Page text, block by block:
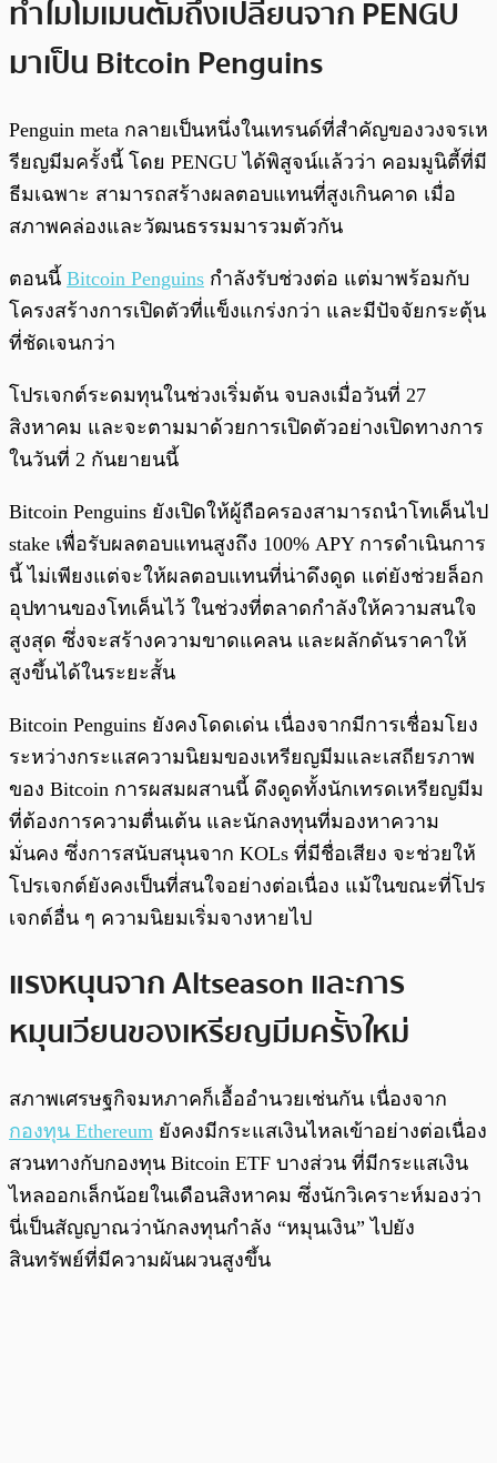
ทำไมโมเมนตัมถึงเปลี่ยนจาก PENGU
มาเป็น Bitcoin Penguins
Penguin meta กลายเป็นหนึ่งในเทรนด์ที่สำคัญของวงจรเห
รียญมีมครั้งนี้ โดย PENGU ได้พิสูจน์แล้วว่า คอมมูนิตี้ที่มี
ธีมเฉพาะ สามารถสร้างผลตอบแทนที่สูงเกินคาด เมื่อ
สภาพคล่องและวัฒนธรรมมารวมตัวกัน
ตอนนี้ Bitcoin Penguins กำลังรับช่วงต่อ แต่มาพร้อมกับ
โครงสร้างการเปิดตัวที่แข็งแกร่งกว่า และมีปัจจัยกระตุ้น
ที่ชัดเจนกว่า
โปรเจกต์ระดมทุนในช่วงเริ่มต้น จบลงเมื่อวันที่ 27
สิงหาคม และจะตามมาด้วยการเปิดตัวอย่างเปิดทางการ
ในวันที่ 2 กันยายนนี้
Bitcoin Penguins ยังเปิดให้ผู้ถือครองสามารถนำโทเค็นไป
stake เพื่อรับผลตอบแทนสูงถึง 100% APY การดำเนินการ
นี้ ไม่เพียงแต่จะให้ผลตอบแทนที่น่าดึงดูด แต่ยังช่วยล็อก
อุปทานของโทเค็นไว้ ในช่วงที่ตลาดกำลังให้ความสนใจ
สูงสุด ซึ่งจะสร้างความขาดแคลน และผลักดันราคาให้
สูงขึ้นได้ในระยะสั้น
Bitcoin Penguins ยังคงโดดเด่น เนื่องจากมีการเชื่อมโยง
ระหว่างกระแสความนิยมของเหรียญมีมและเสถียรภาพ
ของ Bitcoin การผสมผสานนี้ ดึงดูดทั้งนักเทรดเหรียญมีม
ที่ต้องการความตื่นเต้น และนักลงทุนที่มองหาความ
มั่นคง ซึ่งการสนับสนุนจาก KOLs ที่มีชื่อเสียง จะช่วยให้
โปรเจกต์ยังคงเป็นที่สนใจอย่างต่อเนื่อง แม้ในขณะที่โปร
เจกต์อื่น ๆ ความนิยมเริ่มจางหายไป
แรงหนุนจาก Altseason และการ
หมุนเวียนของเหรียญมีมครั้งใหม่
สภาพเศรษฐกิจมหภาคก็เอื้ออำนวยเช่นกัน เนื่องจาก
กองทุน Ethereum ยังคงมีกระแสเงินไหลเข้าอย่างต่อเนื่อง
สวนทางกับกองทุน Bitcoin ETF บางส่วน ที่มีกระแสเงิน
ไหลออกเล็กน้อยในเดือนสิงหาคม ซึ่งนักวิเคราะห์มองว่า
นี่เป็นสัญญาณว่านักลงทุนกำลัง “หมุนเงิน” ไปยัง
สินทรัพย์ที่มีความผันผวนสูงขึ้น